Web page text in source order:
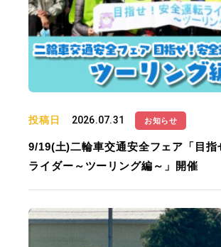
投稿日 2026.07.31 お知らせ
9/19(土)二輪車交通安全フェア「目指
ライダー～ツーリング編～」開催